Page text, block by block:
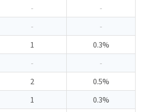
-
-
-
-
1
0.3%
-
-
2
0.5%
1
0.3%